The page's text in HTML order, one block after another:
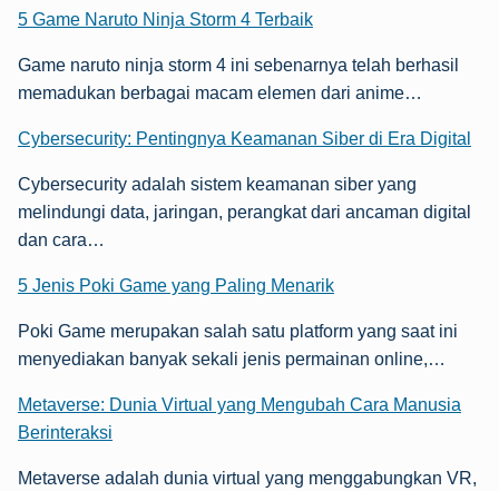
5 Game Naruto Ninja Storm 4 Terbaik
Game naruto ninja storm 4 ini sebenarnya telah berhasil
memadukan berbagai macam elemen dari anime…
Cybersecurity: Pentingnya Keamanan Siber di Era Digital
Cybersecurity adalah sistem keamanan siber yang
melindungi data, jaringan, perangkat dari ancaman digital
dan cara…
5 Jenis Poki Game yang Paling Menarik
Poki Game merupakan salah satu platform yang saat ini
menyediakan banyak sekali jenis permainan online,…
Metaverse: Dunia Virtual yang Mengubah Cara Manusia
Berinteraksi
Metaverse adalah dunia virtual yang menggabungkan VR,